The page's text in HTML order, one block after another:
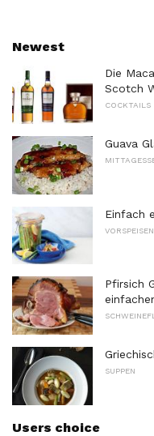
Newest
Die
Scotch
COCKTAILS
Guava
Einfach
Pfirsich
SUPPEN
Users choice